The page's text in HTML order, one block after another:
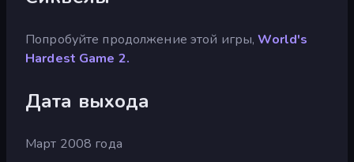
Попробуйте продолжение этой игры,World's
Hardest Game 2.
Дата выхода
Март 2008 года